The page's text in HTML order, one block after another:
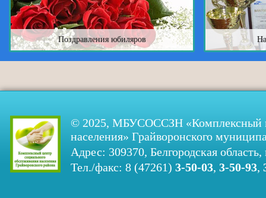
Поздравления юбиляров
© 2025, МБУСОССЗН «Комплексный
населения» Грайворонского
Адрес: 309370, Белгородская
Тел./факс: 8 (47261) 3-50-03, 3-50-93,